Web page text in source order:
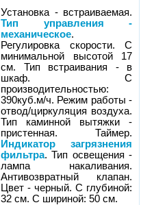
Установка - встраиваемая.
Тип управления -
механическое.
Регулировка скорости. С
минимальной высотой 17
см. Тип встраивания - в
шкаф. С
производительностью:
390куб.м/ч. Режим работы -
отвод/циркуляция воздуха.
Тип каминной вытяжки -
пристенная. Таймер.
Индикатор загрязнения
фильтра. Тип освещения -
лампа накаливания.
Антивозвратный клапан.
Цвет - черный. С глубиной:
32 см. С шириной: 50 см.